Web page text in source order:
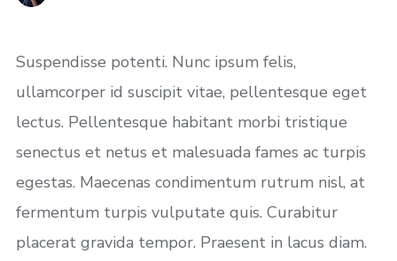
Suspendisse potenti. Nunc ipsum felis,
ullamcorper id suscipit vitae, pellentesque eget
lectus. Pellentesque habitant morbi tristique
senectus et netus et malesuada fames ac turpis
egestas. Maecenas condimentum rutrum nisl, at
fermentum turpis vulputate quis. Curabitur
placerat gravida tempor. Praesent in lacus diam.